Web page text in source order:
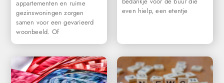
appartementen en ruime
gezinswoningen zorgen
samen voor een gevarieerd
woonbeeld. Of
even hielp, een etentje